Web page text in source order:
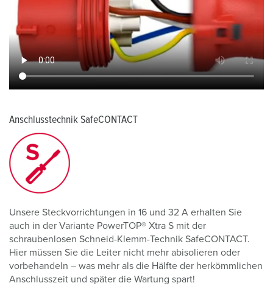
Anschlusstechnik SafeCONTACT
Unsere Steckvorrichtungen in 16 und 32 A erhalten Sie
auch in der Variante PowerTOP® Xtra S mit der
schraubenlosen Schneid-Klemm-Technik SafeCONTACT.
Hier müssen Sie die Leiter nicht mehr abisolieren oder
vorbehandeln – was mehr als die Hälfte der herkömmlichen
Anschlusszeit und später die Wartung spart!